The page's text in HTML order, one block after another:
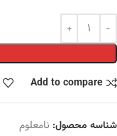
Add to compare
شناسه محصول: نامعلوم